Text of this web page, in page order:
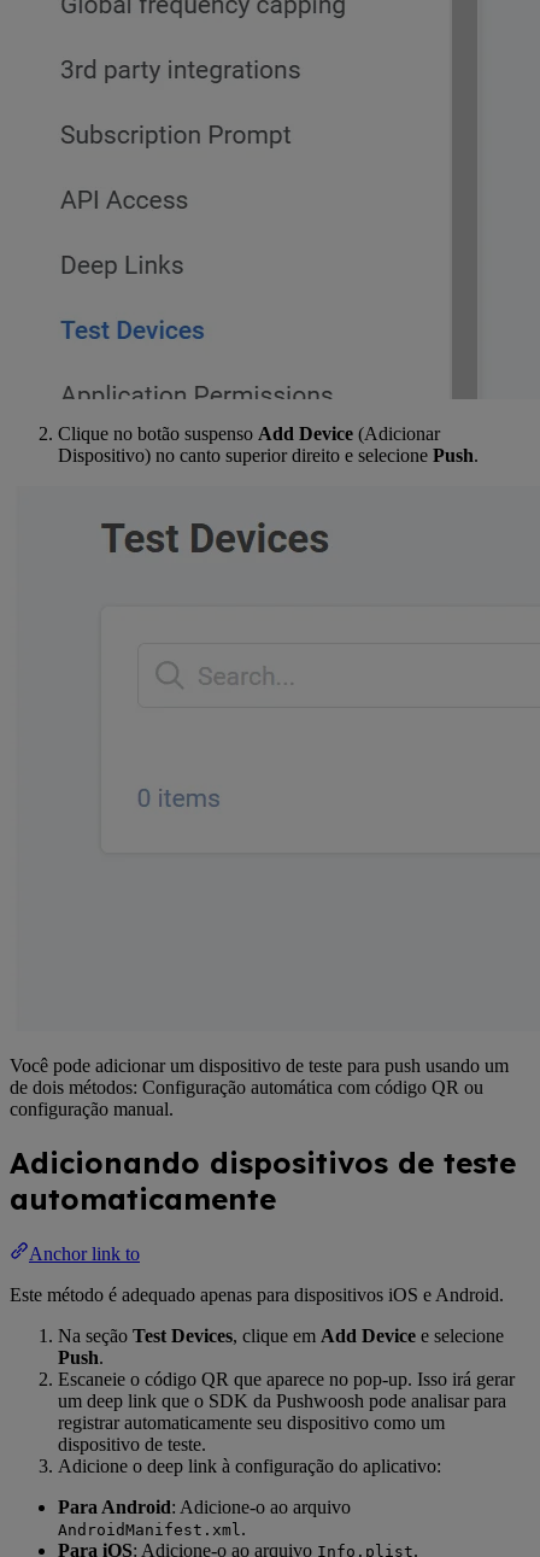
Clique no botão suspenso Add Device (Adicionar
Dispositivo) no canto superior direito e selecione Push.
Você pode adicionar um dispositivo de teste para push usando um
de dois métodos: Configuração automática com código QR ou
configuração manual.
Adicionando dispositivos de teste
automaticamente
Anchor link to
Este método é adequado apenas para dispositivos iOS e Android.
Na seção Test Devices, clique em Add Device e selecione
Push.
Escaneie o código QR que aparece no pop-up. Isso irá gerar
um deep link que o SDK da Pushwoosh pode analisar para
registrar automaticamente seu dispositivo como um
dispositivo de teste.
Adicione o deep link à configuração do aplicativo:
Para Android: Adicione-o ao arquivo
AndroidManifest.xml .
Para iOS: Adicione-o ao arquivo Info.plist.